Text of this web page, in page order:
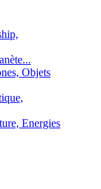
Objets
Energies